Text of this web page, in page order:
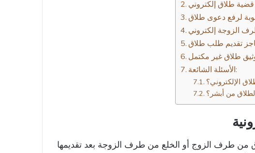
لرفع دعوى طلاق
الزوجة إلكتروني
تقديم طلب طلاق
طلاق غير مكتمل
الأسئلة الشائعة:
الإلكتروني؟
من أبشر؟
من طرف الزوج أو الخلع من طرف الزوجة بعد تقديمها